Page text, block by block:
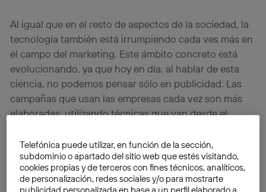
Al igual que en el resto de aspectos de la sociedad, la
tecnología también está irrumpiendo cada ves más en
el campo del marketing. Este ámbito concreto está
evolucionando, ya que hoy en día, al hablar de esta
ciencia, no podemos pensar sólo en publicidad. Las
campañas que usan las empresas cada vez son más
elaboradas, utilizando técnicas que van desde el
relación con esta última, podemos encontrar un
ejemplo que combina innovación tecnológica y
marketing. Se trata de la utilización deRealidad
Virtual (VR) y Realidad Aumentada (AR)como
Telefónica puede utilizar, en función de la sección,
subdominio o apartado del sitio web que estés visitando,
cookies propias y de terceros con fines técnicos, analíticos,
de personalización, redes sociales y/o para mostrarte
publicidad personalizada en base a un perfil elaborado a